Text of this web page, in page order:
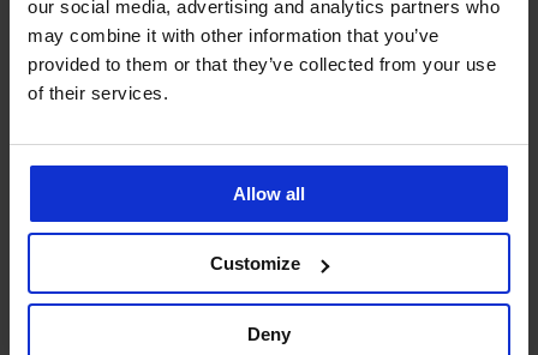
our social media, advertising and analytics partners who
may combine it with other information that you’ve
provided to them or that they’ve collected from your use
of their services.
Allow all
Customize
Deny
4,8
5PACK Klasické kalhotky
Rosanne
899 Kčakce 3+1 ZDARMA
2PACK Klasické kalhotky Noa
Basic